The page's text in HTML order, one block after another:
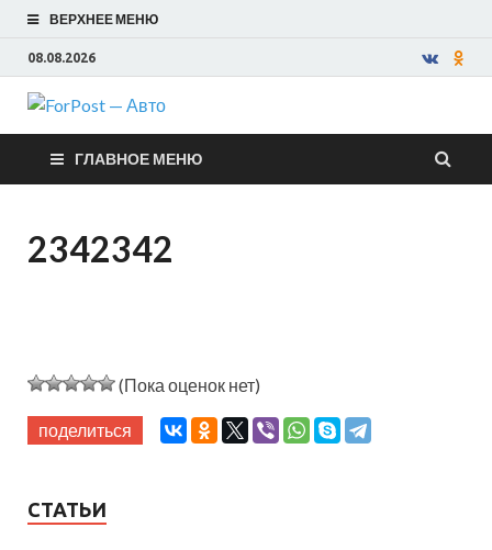
ВЕРХНЕЕ МЕНЮ
08.08.2026
ForPost —
Авто
ГЛАВНОЕ МЕНЮ
2342342
(Пока оценок нет)
поделиться
СТАТЬИ